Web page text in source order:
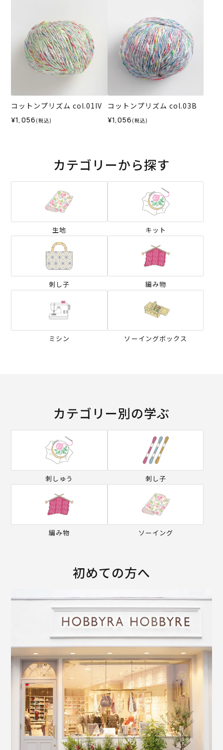
コットンプリズム col.01IV
¥1,056 (税込)
コットンプリズム col.03B
¥1,056 (税込)
カテゴリーから探す
生地 キット
刺し子 編み物
ミシン ソーイングボックス
カテゴリー別の学ぶ
刺しゅう 刺し子
編み物 ソーイング
初めての方へ